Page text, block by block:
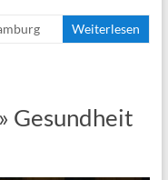
Weiterlesen
Gesundheit